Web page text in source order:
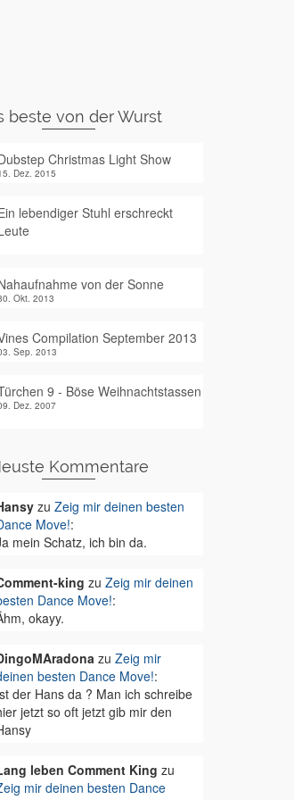
beste von der Wurst
Christmas Light Show
Dez. 2015
lebendiger Stuhl erschreckt
von der Sonne
Okt. 2013
Compilation September 2013
Sep. 2013
9 - Böse Weihnachtstassen
Dez. 2007
Kommentare
zu Zeig mir deinen besten
Move!:
mein Schatz, ich bin da.
king zu Zeig mir deinen
Dance Move!:
okayy.
zu Zeig mir
besten Dance Move!:
der Hans da ? Man ich schreibe
jetzt so oft jetzt gib mir den
leben Comment King zu
mir deinen besten Dance